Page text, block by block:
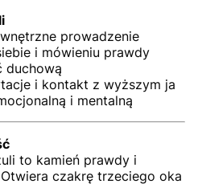
prowadzenie
i mówieniu prawdy
duchową
i kontakt z wyższym ja
i mentalną
to kamień prawdy i
czakrę trzeciego oka